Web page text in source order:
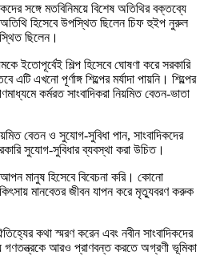
সঙ্গে মতবিনিময়ে বিশেষ অতিথির বক্তব্যে
হিসেবে উপস্থিত ছিলেন চিফ হুইপ নুরুল
ছিলেন।
ইতোপূর্বেই শিল্প হিসেবে ঘোষণা করে সরকারি
এখনো পূর্ণাঙ্গ শিল্পের মর্যাদা পায়নি। শিল্পের
কর্মরত সাংবাদিকরা নিয়মিত বেতন-ভাতা
বেতন ও সুযোগ-সুবিধা পান, সাংবাদিকদের
সুযোগ-সুবিধার ব্যবস্থা করা উচিত।
মানুষ হিসেবে বিবেচনা করি। কোনো
মানবেতর জীবন যাপন করে মৃত্যুবরণ করুক
কথা স্মরণ করেন এবং নবীন সাংবাদিকদের
আরও প্রাণবন্ত করতে অগ্রণী ভূমিকা